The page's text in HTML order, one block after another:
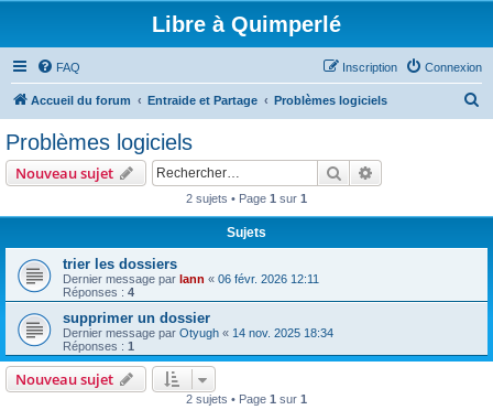
Libre à Quimperlé
FAQ Connexion
Inscription
Accueil du forum Entraide et Partage Problèmes logiciels
Problèmes logiciels
Nouveau sujet Rechercher
2 sujets • Page 1 sur 1
Sujets
trier les dossiers
Dernier message par lann « 06 févr. 2026 12:11
Réponses : 4
supprimer un dossier
Dernier message par Otyugh « 14 nov. 2025 18:34
Réponses : 1
Nouveau sujet
2 sujets • Page 1 sur 1